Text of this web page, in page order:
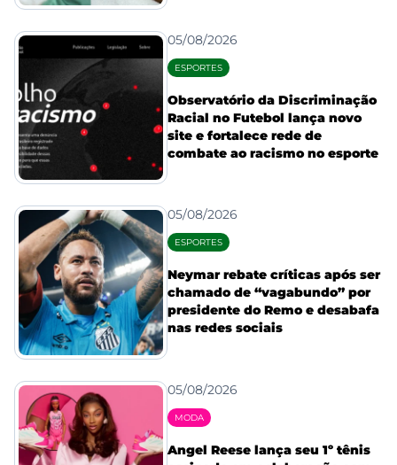
05/08/2026
ESPORTES
Observatório da Discriminação
Racial no Futebol lança novo
site e fortalece rede de
combate ao racismo no esporte
05/08/2026
ESPORTES
Neymar rebate críticas após ser
chamado de “vagabundo” por
presidente do Remo e desabafa
nas redes sociais
05/08/2026
MODA
Angel Reese lança seu 1º tênis